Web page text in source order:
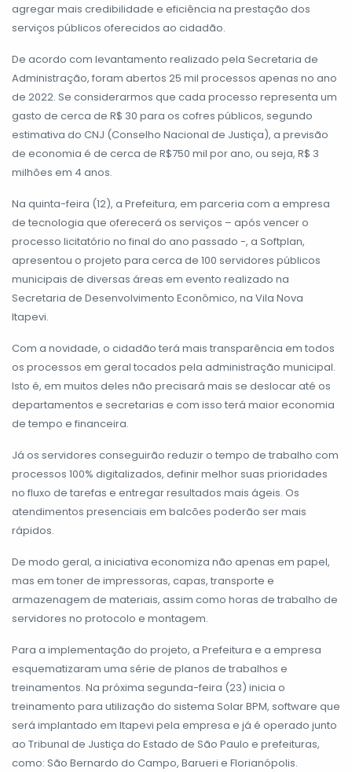
agregar mais credibilidade e eficiência na prestação dos
serviços públicos oferecidos ao cidadão.
De acordo com levantamento realizado pela Secretaria de
Administração, foram abertos 25 mil processos apenas no ano
de 2022. Se considerarmos que cada processo representa um
gasto de cerca de R$ 30 para os cofres públicos, segundo
estimativa do CNJ (Conselho Nacional de Justiça), a previsão
de economia é de cerca de R$750 mil por ano, ou seja, R$ 3
milhões em 4 anos.
Na quinta-feira (12), a Prefeitura, em parceria com a empresa
de tecnologia que oferecerá os serviços – após vencer o
processo licitatório no final do ano passado -, a Softplan,
apresentou o projeto para cerca de 100 servidores públicos
municipais de diversas áreas em evento realizado na
Secretaria de Desenvolvimento Econômico, na Vila Nova
Itapevi.
Com a novidade, o cidadão terá mais transparência em todos
os processos em geral tocados pela administração municipal.
Isto é, em muitos deles não precisará mais se deslocar até os
departamentos e secretarias e com isso terá maior economia
de tempo e financeira.
Já os servidores conseguirão reduzir o tempo de trabalho com
processos 100% digitalizados, definir melhor suas prioridades
no fluxo de tarefas e entregar resultados mais ágeis. Os
atendimentos presenciais em balcões poderão ser mais
rápidos.
De modo geral, a iniciativa economiza não apenas em papel,
mas em toner de impressoras, capas, transporte e
armazenagem de materiais, assim como horas de trabalho de
servidores no protocolo e montagem.
Para a implementação do projeto, a Prefeitura e a empresa
esquematizaram uma série de planos de trabalhos e
treinamentos. Na próxima segunda-feira (23) inicia o
treinamento para utilização do sistema Solar BPM, software que
será implantado em Itapevi pela empresa e já é operado junto
ao Tribunal de Justiça do Estado de São Paulo e prefeituras,
como: São Bernardo do Campo, Barueri e Florianópolis.